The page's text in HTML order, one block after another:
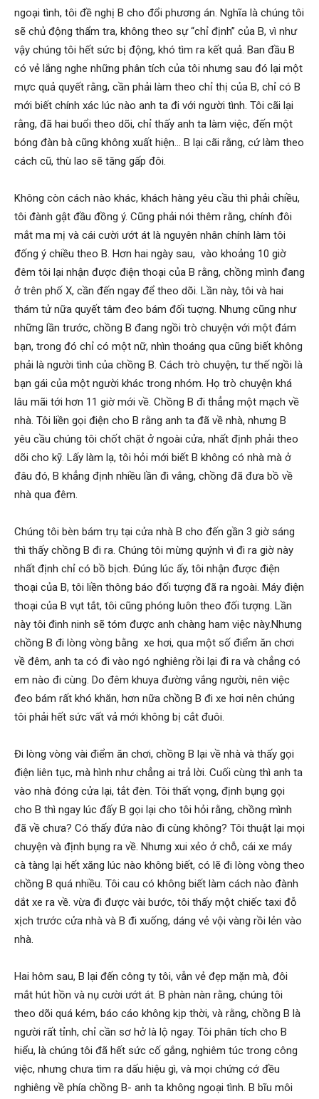
phòng,
thám
giss,
cong
tham
Giss
ngoại tình, tôi đề nghị B cho đổi phương án. Nghĩa là chúng tôi
sẽ chủ động thẩm tra, không theo sự “chỉ định” của B, vì như
vậy chúng tôi hết sức bị động, khó tìm ra kết quả. Ban đầu B
có vẻ lắng nghe những phân tích của tôi nhưng sau đó lại một
mực quả quyết rằng, cần phải làm theo chỉ thị của B, chỉ có B
mới biết chính xác lúc nào anh ta đi với người tình. Tôi cãi lại
rằng, đã hai buổi theo dõi, chỉ thấy anh ta làm việc, đến một
bóng đàn bà cũng không xuất hiện… B lại cãi rằng, cứ làm theo
cách cũ, thù lao sẽ tăng gấp đôi.
Không còn cách nào khác, khách hàng yêu cầu thì phải chiều,
tôi đành gật đầu đồng ý. Cũng phải nói thêm rằng, chính đôi
mắt ma mị và cái cười ướt át là nguyên nhân chính làm tôi
đống ý chiều theo B. Hơn hai ngày sau, vào khoảng 10 giờ
đêm tôi lại nhận được điện thoại của B rằng, chồng mình đang
ở trên phố X, cần đến ngay để theo dõi. Lần này, tôi và hai
thám tử nữa quyết tâm đeo bám đối tuợng. Nhưng cũng như
những lần trước, chồng B đang ngồi trò chuyện với một đám
bạn, trong đó chỉ có một nữ, nhìn thoáng qua cũng biết không
phải là người tình của chồng B. Cách trò chuyện, tư thế ngồi là
bạn gái của một người khác trong nhóm. Họ trò chuyện khá
lâu mãi tới hơn 11 giờ mới về. Chồng B đi thẳng một mạch về
nhà. Tôi liền gọi điện cho B rằng anh ta đã về nhà, nhưng B
yêu cầu chúng tôi chốt chặt ở ngoài cửa, nhất định phải theo
dõi cho kỹ. Lấy làm lạ, tôi hỏi mới biết B không có nhà mà ở
đâu đó, B khẳng định nhiều lần đi vắng, chồng đã đưa bồ về
nhà qua đêm.
Chúng tôi bèn bám trụ tại cửa nhà B cho đến gần 3 giờ sáng
thì thấy chồng B đi ra. Chúng tôi mừng quýnh vì đi ra giờ này
nhất định chỉ có bồ bịch. Đúng lúc ấy, tôi nhận được điện
thoại của B, tôi liền thông báo đối tượng đã ra ngoài. Máy điện
thoại của B vụt tắt, tôi cũng phóng luôn theo đối tượng. Lần
này tôi đinh ninh sẽ tóm được anh chàng ham việc này.Nhưng
chồng B đi lòng vòng bằng xe hơi, qua một số điểm ăn chơi
về đêm, anh ta có đi vào ngó nghiêng rồi lại đi ra và chẳng có
em nào đi cùng. Do đêm khuya đường vắng người, nên việc
đeo bám rất khó khăn, hơn nữa chồng B đi xe hơi nên chúng
tôi phải hết sức vất vả mới không bị cắt đuôi.
Đi lòng vòng vài điểm ăn chơi, chồng B lại về nhà và thấy gọi
điện liên tục, mà hình như chẳng ai trả lời. Cuối cùng thì anh ta
vào nhà đóng cửa lại, tắt đèn. Tôi thất vọng, định bụng gọi
cho B thì ngay lúc đấy B gọi lại cho tôi hỏi rằng, chồng mình
đã về chưa? Có thấy đứa nào đi cùng không? Tôi thuật lại mọi
chuyện và định bụng ra về. Nhưng xui xẻo ở chỗ, cái xe máy
cà tàng lại hết xăng lúc nào không biết, có lẽ đi lòng vòng theo
chồng B quá nhiều. Tôi cau có không biết làm cách nào đành
dắt xe ra về. vừa đi được vài bước, tôi thấy một chiếc taxi đỗ
xịch trước cửa nhà và B đi xuống, dáng vẻ vội vàng rồi lẻn vào
nhà.
Hai hôm sau, B lại đến công ty tôi, vẫn vẻ đẹp mặn mà, đôi
mắt hút hồn và nụ cười ướt át. B phàn nàn rằng, chúng tôi
theo dõi quá kém, báo cáo không kịp thời, và rằng, chồng B là
người rất tỉnh, chỉ cần sơ hở là lộ ngay. Tôi phân tích cho B
hiểu, là chúng tôi đã hết sức cố gắng, nghiêm túc trong công
việc, nhưng chưa tìm ra dấu hiệu gì, và mọi chứng cớ đều
nghiêng về phía chồng B- anh ta không ngoại tình. B bĩu môi